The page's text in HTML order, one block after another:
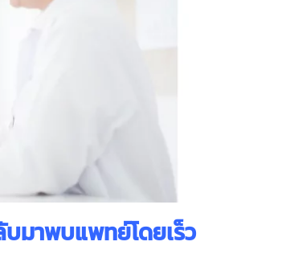
มาพบแพทย์โดยเร็ว